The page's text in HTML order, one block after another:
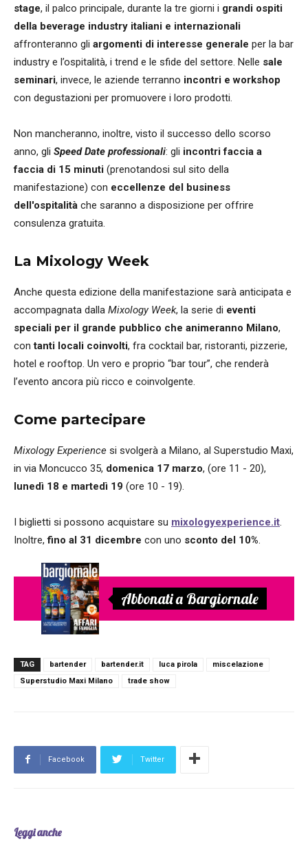
stage, il palco principale, durante la tre giorni i grandi ospiti
della beverage industry italiani e internazionali
affronteranno gli argomenti di interesse generale per la bar
industry e l’ospitalità, i trend e le sfide del settore. Nelle sale
seminari, invece, le aziende terranno incontri e workshop
con degustazioni per promuovere i loro prodotti.
Non mancheranno, inoltre, visto il successo dello scorso
anno, gli Speed Date professionali: gli incontri faccia a
faccia di 15 minuti (prenotandosi sul sito della
manifestazione) con eccellenze del business
dell'ospitalità che saranno a disposizione per offrire
consulenza gratuita.
La Mixology Week
Anche questa edizione della manifestazione sarà anticipata e
accompagnata dalla Mixology Week, la serie di eventi
speciali per il grande pubblico che animeranno Milano,
contanti locali coinvolti, fra cocktail bar, ristoranti, pizzerie,
hotel e rooftop. Un vero e proprio “bar tour”, che renderà
l’evento ancora più ricco e coinvolgente.
Come partecipare
Mixology Experience si svolgerà a Milano, al Superstudio Maxi,
in via Moncucco 35, domenica 17 marzo, (ore 11 - 20),
lunedì 18 e martedì 19 (ore 10 - 19).
I biglietti si possono acquistare su mixologyexperience.it.
Inoltre,fino al 31 dicembre con uno sconto del 10%.
Abbonati a Bargiornale
TAG bartender bartender.it luca pirola
miscelazione
Superstudio Maxi Milano
trade show
Facebook Twitter
Leggi anche